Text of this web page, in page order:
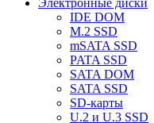
Электронные диски
IDE DOM
M.2 SSD
mSATA SSD
PATA SSD
SATA DOM
SATA SSD
SD-карты
U.2 и U.3 SSD